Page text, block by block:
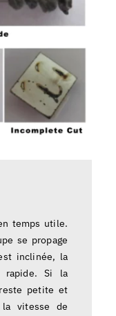
temps utile.
se propage
inclinée, la
rapide. Si la
petite et
vitesse de